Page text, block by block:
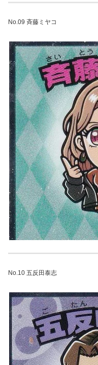
No.09 斉藤ミヤコ
No.10 五反田泰志